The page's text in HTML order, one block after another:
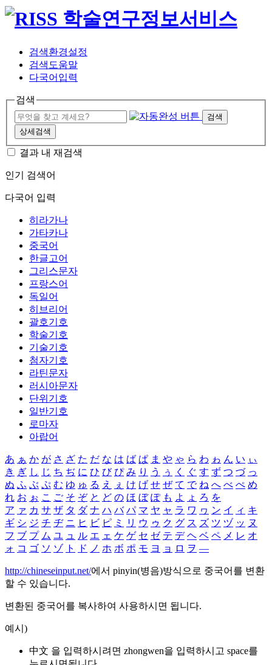
검색환경설정
검색도움말
다국어입력
검색
검색
상세검색
결과 내 재검색
인기 검색어
다국어 입력
히라가나
가타카나
중국어
한글고어
그리스문자
프랑스어
독일어
히브리어
괄호기호
학술기호
기술기호
첨자기호
라틴문자
러시아문자
단위기호
일반기호
로마자
아랍어
あ ぁ か が さ ざ た だ な は ば ぱ ま や ゃ ら わ ゎ ん い ぃ
き ぎ し じ ち ぢ に ひ び ぴ み り う ぅ く ぐ す ず つ づ っ
ぬ ふ ぶ ぷ む ゆ ゅ る え ぇ け げ せ ぜ て で ね へ べ ぺ め
れ お ぉ こ ご そ ぞ と ど の ほ ぼ ぽ も よ ょ ろ を
ア ァ カ サ ザ タ ダ ナ ハ バ パ マ ヤ ャ ラ ワ ヮ ン イ ィ キ
ギ シ ジ チ ヂ ニ ヒ ビ ピ ミ リ ウ ゥ ク グ ス ズ ツ ヅ ッ ヌ
フ ブ プ ム ユ ュ ル エ ェ ケ ゲ セ ゼ テ デ ヘ ベ ペ メ レ オ
ォ コ ゴ ソ ゾ ト ド ノ ホ ボ ポ モ ヨ ョ ロ ヲ ―
http://chineseinput.net/에서 pinyin(병음)방식으로 중국어를 변환
할 수 있습니다.
변환된 중국어를 복사하여 사용하시면 됩니다.
예시)
中文 을 입력하시려면 zhongwen을 입력하시고 space를